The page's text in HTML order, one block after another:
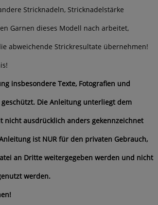
Stricknadeln, Stricknadelstärke
Garnen dieses Modell nach arbeitet,
abweichende Strickresultate übernehmen!
insbesondere Texte, Fotografien und
Die Anleitung unterliegt dem
nicht ausdrücklich anders gekennzeichnet
ist NUR für den privaten Gebrauch,
an Dritte weitergegeben werden und nicht
werden.